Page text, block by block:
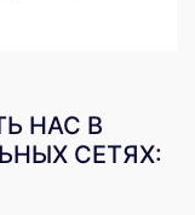
НАС В
СЕТЯХ: